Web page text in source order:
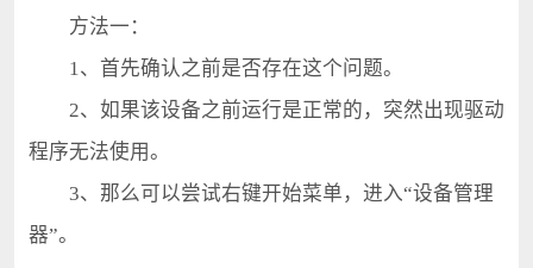
方法一：
1、首先确认之前是否存在这个问题。
2、如果该设备之前运行是正常的，突然出现驱动
程序无法使用。
3、那么可以尝试右键开始菜单，进入“设备管理
器”。